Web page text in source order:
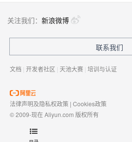
关注我们： 新浪微博
联系我们
文档 | 开发者社区 | 天池大赛 | 培训与认证
法律声明及隐私权政策 | Cookies政策
© 2009-现在 Aliyun.com 版权所有
域名注册服务机构许可：